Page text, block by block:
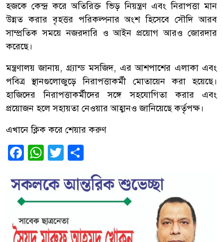
হজকে কেন্দ্র করে অতিরিক্ত ভিড় নিয়ন্ত্রণ এবং নিরাপত্তা মান
উন্নত করার বৃহত্তর পরিকল্পনার অংশ হিসেবে সৌদি আরব
সাম্প্রতিক সময়ে নজরদারি ও আইন প্রয়োগ আরও জোরদার
করেছে।
মন্ত্রণালয় জানায়, গ্র্যান্ড মসজিদ, এর আশপাশের এলাকা এবং
পবিত্র স্থানগুলোজুড়ে নিরাপত্তাকর্মী মোতায়েন করা হয়েছে।
হাজিদের নিরাপত্তাকর্মীদের সঙ্গে সহযোগিতা করার এবং
প্রয়োজন হলে সহায়তা নেওয়ার আহ্বানও জানিয়েছে কর্তৃপক্ষ।
এখানে ক্লিক করে শেয়ার করুণ
Facebook
WhatsApp
Twitter